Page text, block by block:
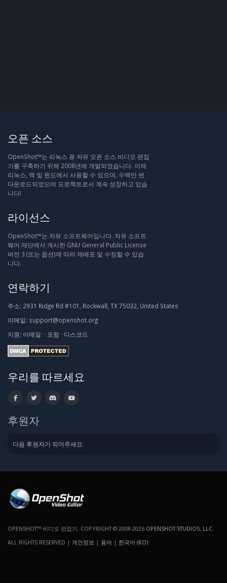
오픈 소스
OpenShot™는 리눅스 용 자유 오픈 소스 비디오 편집
기를 구축하기 위해 2008년에 개발되었습니다. 이제
리눅스, 맥 및 윈도에서 사용할 수 있으며, 수백만 번
다운로드되었으며 프로젝트로서 계속 성장하고 있습
니다!
라이선스
OpenShot™는 자유 소프트웨어입니다. 자유 소프트
웨어 재단에서 게시한 GNU General Public License
버전 3 (또는 옵션)에 따라 재배포 및 수정할 수 있습
니다.
연락하기
주소: 2931 Ridge Rd #101, Rockwall, TX 75032, United States
이메일: support@openshot.org
지원: 이메일: · 포럼 · 디스코드
우리를 따르세요
후원자
다음 후원자가 되어주세요.
OPENSHOT™ 비디오 편집기. COPYRIGHT © 2008-2026 OPENSHOT STUDIOS, LLC
ALL RIGHTS RESERVED | 개인정보 | 용어 | 한국어 (KO)